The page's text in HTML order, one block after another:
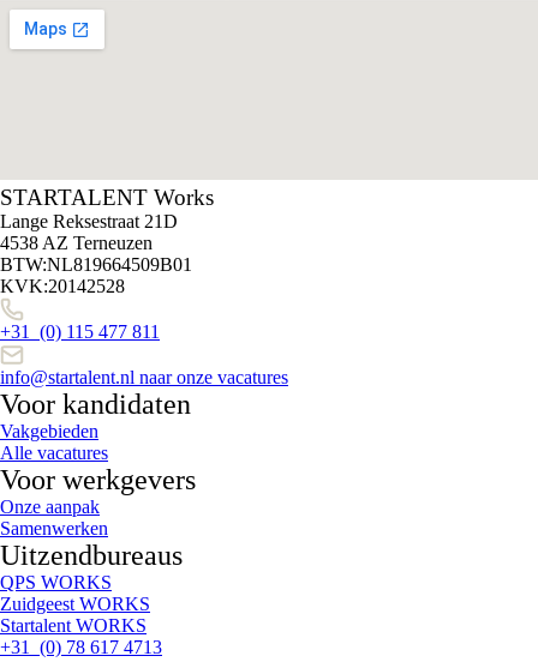
STARTALENT Works
Lange Reksestraat 21D
4538 AZ Terneuzen
BTW:NL819664509B01
KVK:20142528
+31 (0) 115 477 811
info@startalent.nl naar onze vacatures
Voor kandidaten
Vakgebieden
Alle vacatures
Voor werkgevers
Onze aanpak
Samenwerken
Uitzendbureaus
QPS WORKS
Zuidgeest WORKS
Startalent WORKS
+31 (0) 78 617 4713